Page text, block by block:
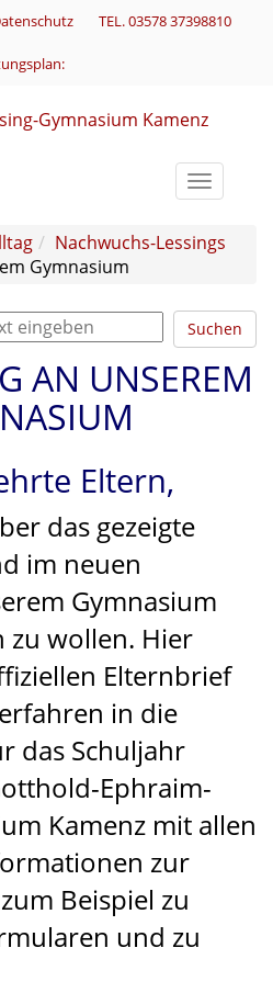
TEL. 03578 37398810
Toggle
Nachwuchs-Lessings
Gymnasium
Suchen
AN UNSEREM
Eltern,
das gezeigte
im neuen
Gymnasium
zu wollen. Hier
Elternbrief
in die
das Schuljahr
Ephraim-
Kamenz mit allen
zur
Beispiel zu
und zu